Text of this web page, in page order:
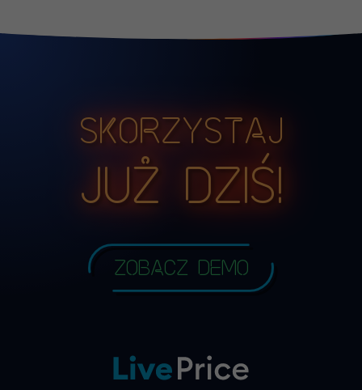
Skorzystaj
już dziś!
Zobacz demo